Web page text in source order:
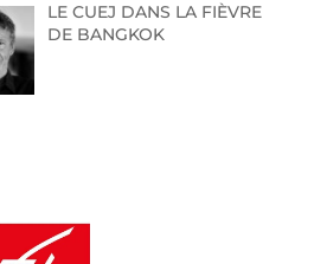
LE CUEJ DANS LA FIÈVRE
DE BANGKOK